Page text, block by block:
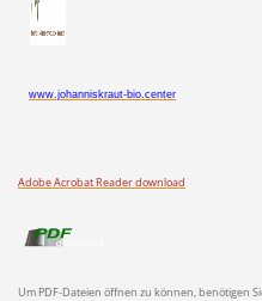
www.johanniskraut-bio.center
Adobe Acrobat Reader download
Um PDF-Dateien öffnen zu können, benötigen